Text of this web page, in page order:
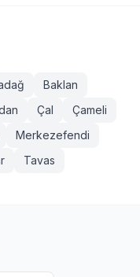
akreditasyonludur.
bilgi alabilir.
Baklan
Çal
Çameli
Merkezefendi
Tavas